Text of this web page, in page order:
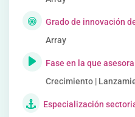
Grado de innovación
Array
Fase en la que asesora
Crecimiento |
Especialización